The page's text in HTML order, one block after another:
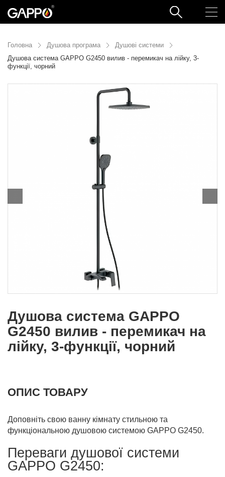
Головна Душова програма
Душові системи
Душова система GAPPO G2450 вилив - перемикач на лійку, 3-
функції, чорний
Душова система GAPPO
G2450 вилив - перемикач на
лійку, 3-функції, чорний
ОПИС ТОВАРУ
Доповніть свою ванну кімнату стильною та
функціональною душовою системою GAPPO G2450.
Переваги душової системи
GAPPO G2450: